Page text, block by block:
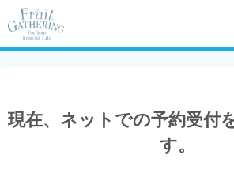
現在、ネットでの予約受付
す。